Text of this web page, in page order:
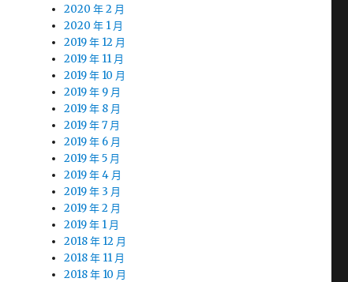
2020 年 2 月
2020 年 1 月
2019 年 12 月
2019 年 11 月
2019 年 10 月
2019 年 9 月
2019 年 8 月
2019 年 7 月
2019 年 6 月
2019 年 5 月
2019 年 4 月
2019 年 3 月
2019 年 2 月
2019 年 1 月
2018 年 12 月
2018 年 11 月
2018 年 10 月